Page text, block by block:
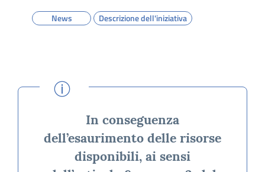
News Descrizione dell'iniziativa
In conseguenza
dell’esaurimento delle risorse
disponibili, ai sensi